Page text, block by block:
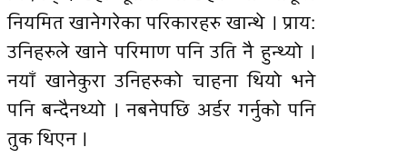
नियमित खानेगरेका परिकारहरु खान्थे । प्रायः
उनिहरुले खाने परिमाण पनि उति नै हुन्थ्यो ।
नयाँ खानेकुरा उनिहरुको चाहना थियो भने
पनि बन्दैनथ्यो । नबनेपछि अर्डर गर्नुको पनि
तुक थिएन ।